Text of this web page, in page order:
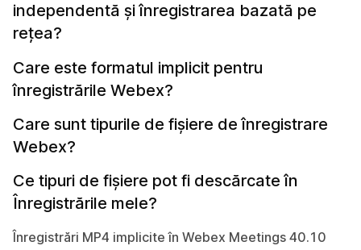
independentă și înregistrarea bazată pe
rețea?
Care este formatul implicit pentru
înregistrările Webex?
Care sunt tipurile de fișiere de înregistrare
Webex?
Ce tipuri de fișiere pot fi descărcate în
Înregistrările mele?
Înregistrări MP4 implicite în Webex Meetings 40.10